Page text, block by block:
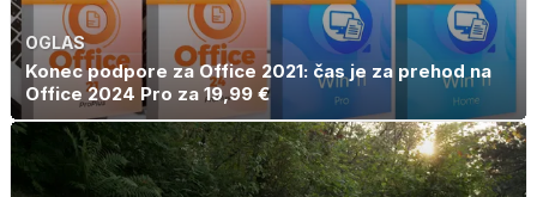
OGLAS
Konec podpore za Office 2021: čas je za prehod na
Office 2024 Pro za 19,99 €